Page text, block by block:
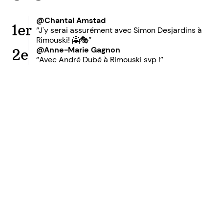
1er
@Chantal Amstad
“J'y serai assurément avec Simon Desjardins à
Rimouski! 🤗🎭”
2e
@Anne-Marie Gagnon
“Avec André Dubé à Rimouski svp !”